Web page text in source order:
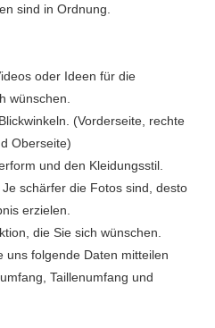
sind in Ordnung.
oder Ideen für die
wünschen.
(Vorderseite, rechte
Oberseite)
und den Kleidungsstil.
schärfer die Fotos sind, desto
erzielen.
die Sie sich wünschen.
uns folgende Daten mitteilen
Taillenumfang und